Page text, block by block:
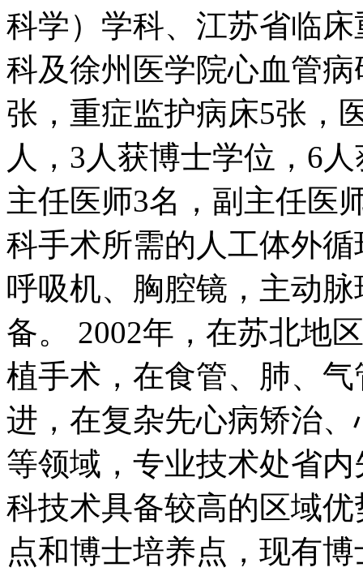
科学）学科、江苏省临
科及徐州医学院心血管
张，重症监护病床5张，
人，3人获博士学位，6
主任医师3名，副主任医
科手术所需的人工体外
呼吸机、胸腔镜，主动
备。 2002年，在苏北地
植手术，在食管、肺、
进，在复杂先心病矫治
等领域，专业技术处省
科技术具备较高的区域
点和博士培养点，现有